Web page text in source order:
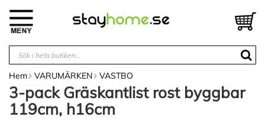
innehållet
Hem VARUMÄRKEN VASTBO
3-pack Gräskantlist rost byggbar
119cm, h16cm